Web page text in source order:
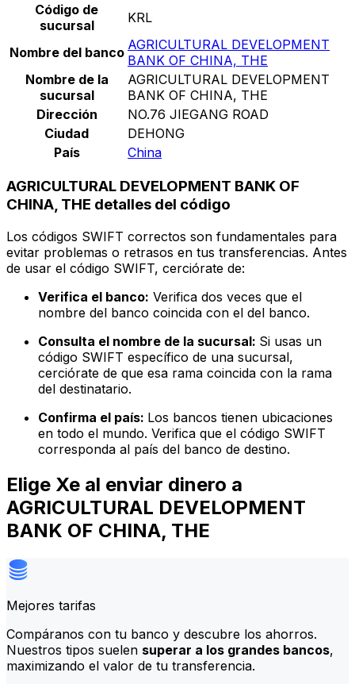
Código de
sucursal
KRL
Nombre del banco AGRICULTURAL DEVELOPMENT
BANK OF CHINA, THE
Nombre de la
sucursal
AGRICULTURAL DEVELOPMENT
BANK OF CHINA, THE
Dirección
NO.76 JIEGANG ROAD
Ciudad
DEHONG
País
China
AGRICULTURAL DEVELOPMENT BANK OF
CHINA, THE detalles del código
Los códigos SWIFT correctos son fundamentales para
evitar problemas o retrasos en tus transferencias. Antes
de usar el código SWIFT, cerciórate de:
Verifica el banco: Verifica dos veces que el
nombre del banco coincida con el del banco.
Consulta el nombre de la sucursal: Si usas un
código SWIFT específico de una sucursal,
cerciórate de que esa rama coincida con la rama
del destinatario.
Confirma el país: Los bancos tienen ubicaciones
en todo el mundo. Verifica que el código SWIFT
corresponda al país del banco de destino.
Elige Xe al enviar dinero a
AGRICULTURAL DEVELOPMENT
BANK OF CHINA, THE
Mejores tarifas
Compáranos con tu banco y descubre los ahorros.
Nuestros tipos suelen superar a los grandes bancos,
maximizando el valor de tu transferencia.